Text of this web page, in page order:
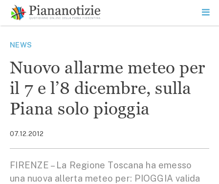
contenuto
SEARCH
NEWS
Nuovo allarme meteo per
il 7 e l’8 dicembre, sulla
Piana solo pioggia
07.12.2012
FIRENZE – La Regione Toscana ha emesso
una nuova allerta meteo per: PIOGGIA valida